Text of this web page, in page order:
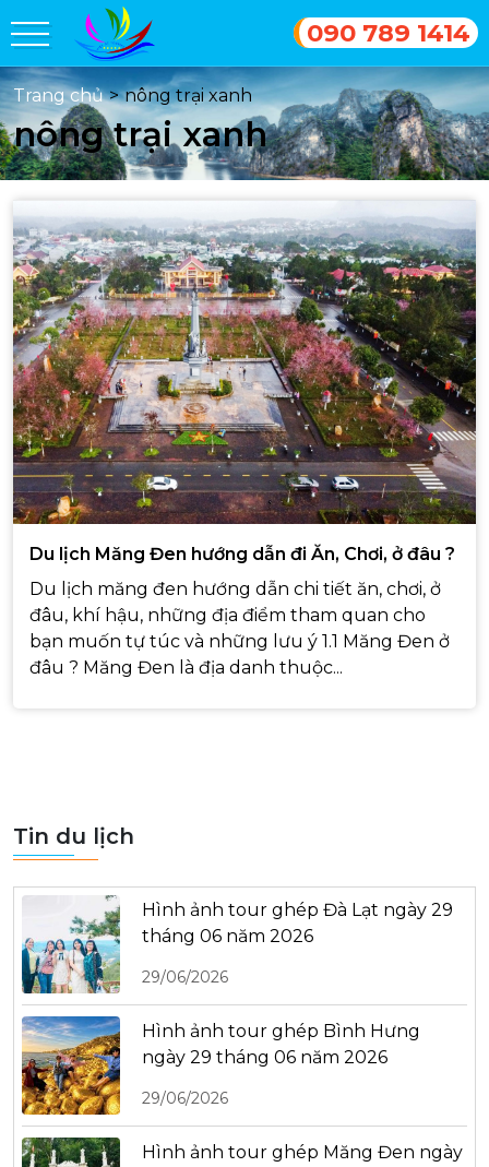
090 789 1414
Trang chủ > nông trại xanh
nông trại xanh
Du lịch Măng Đen hướng dẫn đi Ăn, Chơi, ở đâu ?
Du lịch măng đen hướng dẫn chi tiết ăn, chơi, ở
đâu, khí hậu, những địa điểm tham quan cho
bạn muốn tự túc và những lưu ý 1.1 Măng Đen ở
đâu ? Măng Đen là địa danh thuộc...
Tin du lịch
Hình ảnh tour ghép Đà Lạt ngày 29
tháng 06 năm 2026
29/06/2026
Hình ảnh tour ghép Bình Hưng
ngày 29 tháng 06 năm 2026
29/06/2026
Hình ảnh tour ghép Măng Đen ngày